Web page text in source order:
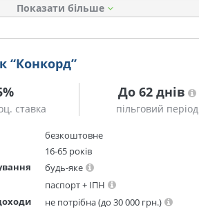
Показати
“Конкорд”
ставка
До 62 днів
пільговий період
безкоштовне
16-65 років
будь-яке
паспорт + ІПН
не потрібна (до 30 000 грн.)